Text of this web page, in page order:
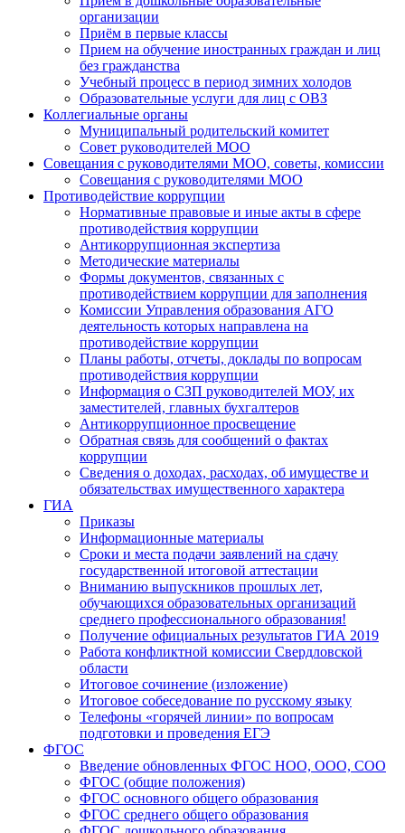
организации
Приём в первые классы
Прием на обучение иностранных граждан и лиц
без гражданства
Учебный процесс в период зимних холодов
Образовательные услуги для лиц с ОВЗ
Коллегиальные органы
Муниципальный родительский комитет
Совет руководителей МОО
Совещания с руководителями МОО, советы, комиссии
Совещания с руководителями МОО
Противодействие коррупции
Нормативные правовые и иные акты в сфере
противодействия коррупции
Антикоррупционная экспертиза
Методические материалы
Формы документов, связанных с
противодействием коррупции для заполнения
Комиссии Управления образования АГО
деятельность которых направлена на
противодействие коррупции
Планы работы, отчеты, доклады по вопросам
противодействия коррупции
Информация о СЗП руководителей МОУ, их
заместителей, главных бухгалтеров
Антикоррупционное просвещение
Обратная связь для сообщений о фактах
коррупции
Сведения о доходах, расходах, об имуществе и
обязательствах имущественного характера
ГИА
Приказы
Информационные материалы
Сроки и места подачи заявлений на сдачу
государственной итоговой аттестации
Вниманию выпускников прошлых лет,
обучающихся образовательных организаций
среднего профессионального образования!
Получение официальных результатов ГИА 2019
Работа конфликтной комиссии Свердловской
области
Итоговое сочинение (изложение)
Итоговое собеседование по русскому языку
Телефоны «горячей линии» по вопросам
подготовки и проведения ЕГЭ
ФГОС
Введение обновленных ФГОС НОО, ООО, СОО
ФГОС (общие положения)
ФГОС основного общего образования
ФГОС среднего общего образования